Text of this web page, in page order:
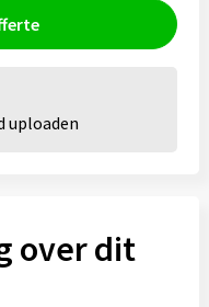
uploaden
over dit